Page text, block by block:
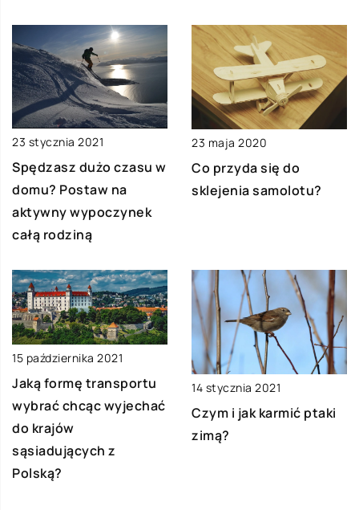
23 stycznia 2021
Spędzasz dużo czasu w
domu? Postaw na
aktywny wypoczynek
całą rodziną
23 maja 2020
Co przyda się do
sklejenia samolotu?
15 października 2021
Jaką formę transportu
wybrać chcąc wyjechać
do krajów
sąsiadujących z
Polską?
14 stycznia 2021
Czym i jak karmić ptaki
zimą?